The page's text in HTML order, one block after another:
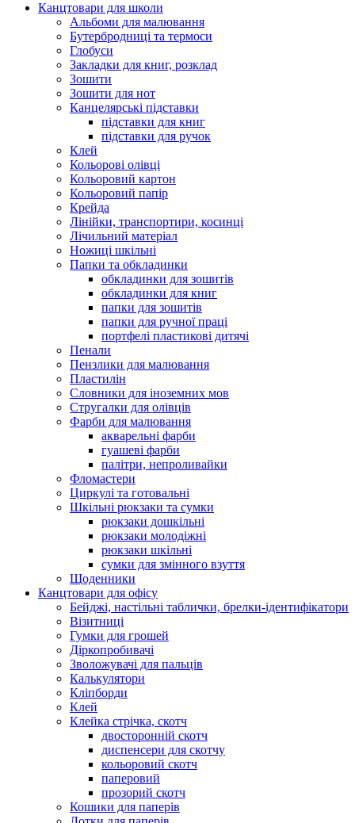
Канцтовари для школи
Альбоми для малювання
Бутербродниці та термоси
Глобуси
Закладки для книг, розклад
Зошити
Зошити для нот
Канцелярські підставки
підставки для книг
підставки для ручок
Клей
Кольорові олівці
Кольоровий картон
Кольоровий папір
Крейда
Лінійки, транспортири, косинці
Лічильний матеріал
Ножиці шкільні
Папки та обкладинки
обкладинки для зошитів
обкладинки для книг
папки для зошитів
папки для ручної праці
портфелі пластикові дитячі
Пенали
Пензлики для малювання
Пластилін
Словники для іноземних мов
Стругалки для олівців
Фарби для малювання
акварельні фарби
гуашеві фарби
палітри, непроливайки
Фломастери
Циркулі та готовальні
Шкільні рюкзаки та сумки
рюкзаки дошкільні
рюкзаки молодіжні
рюкзаки шкільні
сумки для змінного взуття
Щоденники
Канцтовари для офісу
Бейджі, настільні таблички, брелки-ідентифікатори
Візитниці
Гумки для грошей
Діркопробивачі
Зволожувачі для пальців
Калькулятори
Кліпборди
Клей
Клейка стрічка, скотч
двосторонній скотч
диспенсери для скотчу
кольоровий скотч
паперовий
прозорий скотч
Кошики для паперів